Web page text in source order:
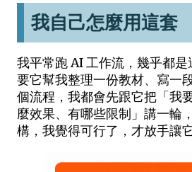
我自己怎麼用這套
我平常跑 AI 工作流，幾乎都
要它幫我整理一份教材、寫一
個流程，我都會先跟它把「我
麼效果、有哪些限制」講一輪
構，我覺得可行了，才放手讓它